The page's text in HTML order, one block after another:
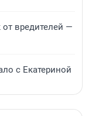
от вредителей —
с Екатериной